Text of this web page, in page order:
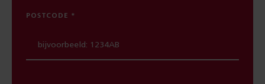
POSTCODE